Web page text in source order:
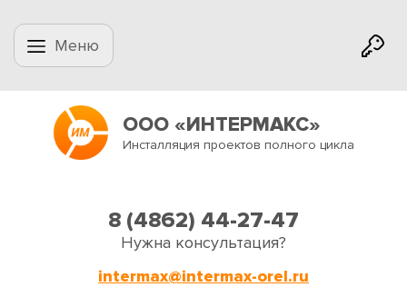
Меню
ООО «ИНТЕРМАКС»
Инсталляция проектов полного цикла
8 (4862) 44-27-47
Нужна консультация?
intermax@intermax-orel.ru